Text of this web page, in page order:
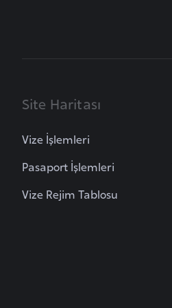
Site Haritası
Vize İşlemleri
Pasaport İşlemleri
Vize Rejim Tablosu
a
i
s
t
a